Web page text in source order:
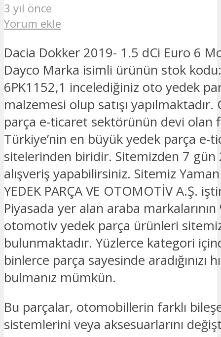
3 yıl önce
Yorum ekle
Dacia Dokker 2019- 1.5 dCi Euro 6
Dayco Marka isimli ürünün stok
6PK1152,1 incelediğiniz oto yedek
malzemesi olup satışı
parça e-ticaret sektörünün devi olan
Türkiye’nin en büyük yedek parça e-
sitelerinden biridir. Sitemizden 7 gün
alışveriş yapabilirsiniz. Sitemiz
YEDEK PARÇA VE OTOMOTİV A.Ş.
Piyasada yer alan araba markalarının
otomotiv yedek parça ürünleri
bulunmaktadır. Yüzlerce kategori
binlerce parça sayesinde aradığınızı
bulmanız mümkün.
Bu parçalar, otomobillerin farklı
sistemlerini veya aksesuarlarını